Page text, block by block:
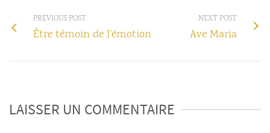
PREVIOUS POST
Être témoin de l’émotion
NEXT POST
Ave Maria
LAISSER UN COMMENTAIRE